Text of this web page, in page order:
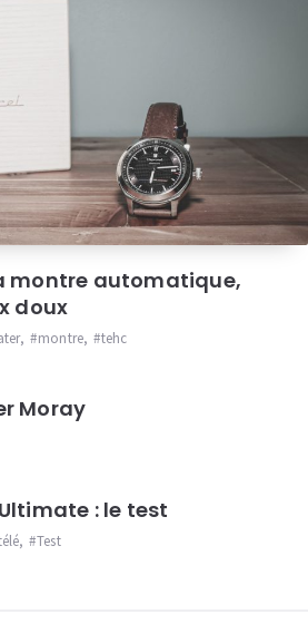
montre automatique,
doux
, montre, tehc
Moray
: le test
, Test